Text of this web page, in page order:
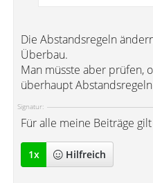
Die Abstandsregeln
Überbau.
Man müsste aber prüfen,
überhaupt
Signatur:
Für alle meine Beiträge gilt
1x Hilfreich